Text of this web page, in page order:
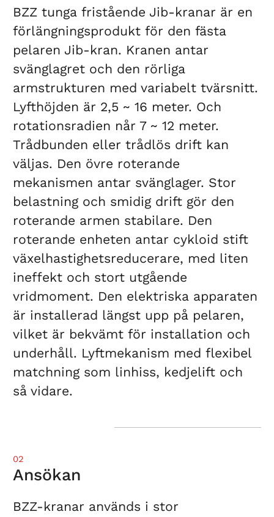
BZZ tunga fristående Jib-kranar är en
förlängningsprodukt för den fästa
pelaren Jib-kran. Kranen antar
svänglagret och den rörliga
armstrukturen med variabelt tvärsnitt.
Lyfthöjden är 2,5 ~ 16 meter. Och
rotationsradien når 7 ~ 12 meter.
Trådbunden eller trådlös drift kan
väljas. Den övre roterande
mekanismen antar svänglager. Stor
belastning och smidig drift gör den
roterande armen stabilare. Den
roterande enheten antar cykloid stift
växelhastighetsreducerare, med liten
ineffekt och stort utgående
vridmoment. Den elektriska apparaten
är installerad längst upp på pelaren,
vilket är bekvämt för installation och
underhåll. Lyftmekanism med flexibel
matchning som linhiss, kedjelift och
så vidare.
02
Ansökan
BZZ-kranar används i stor